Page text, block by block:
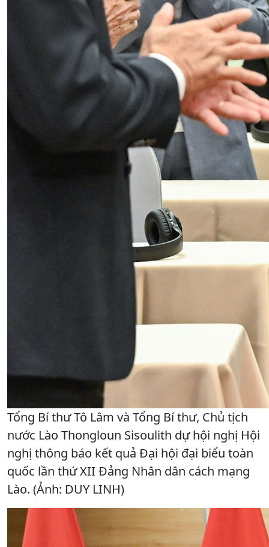
Tổng Bí thư Tô Lâm và Tổng Bí thư, Chủ tịch
nước Lào Thongloun Sisoulith dự hội nghị Hội
nghị thông báo kết quả Đại hội đại biểu toàn
quốc lần thứ XII Đảng Nhân dân cách mạng
Lào. (Ảnh: DUY LINH)